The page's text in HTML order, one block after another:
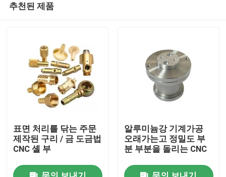
추천된 제품
표면 처리를 닦는 주문
제작된 구리 / 금 도금법
CNC 셸 부
알루미늄강 기계가공
오래가는고 정밀도 부
분 부분을 돌리는 CNC